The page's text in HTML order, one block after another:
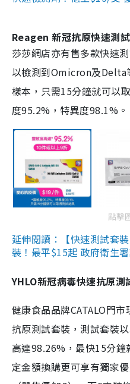
Reagen 新冠抗原快速測
莎莎網店亦有售多款快速
以檢測到Omicron及Delta
樣本，只需15分鐘就可以
度95.2%，特異度98.1%。
點擊
延伸閱讀：【快速測試套
裝！最平$15起 政府衛生
YHLO新冠病毒快速抗原測
健康食品品牌CATALO門
抗原測試套裝，測試套裝
高達98.26%，最快15分
定金額換購更可享有獨家